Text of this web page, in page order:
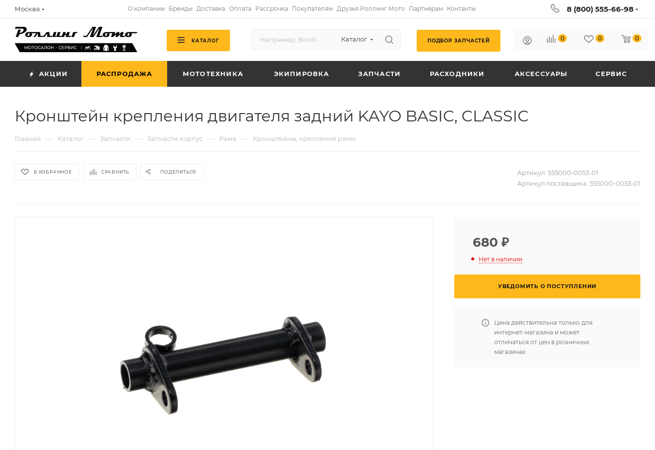
Москва О компании Бренды Доставка Оплата Рассрочка Покупателям Друзья Роллинг Мото Партнёрам Контакты 8 (800) 555-66-98
КАТАЛОГ Каталог ПОДБОР ЗАПЧАСТЕЙ 0 0 0
АКЦИИ РАСПРОДАЖА МОТОТЕХНИКА ЭКИПИРОВКА ЗАПЧАСТИ РАСХОДНИКИ АКСЕССУАРЫ СЕРВИС
Кронштейн крепления двигателя задний KAYO BASIC, CLASSIC
Главная — Каталог — Запчасти — Запчасти корпус — Рама — Кронштейны, крепления рамы
В ИЗБРАННОЕ СРАВНИТЬ ПОДЕЛИТЬСЯ Артикул: 555000-0053-01
Артикул поставщика: 555000-0053-01
680 ₽
Нет в наличии
УВЕДОМИТЬ О ПОСТУПЛЕНИИ
Цена действительна только для
интернет-магазина и может
отличаться от цен в розничных
магазинах